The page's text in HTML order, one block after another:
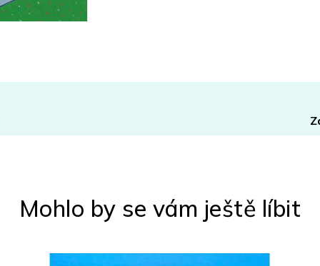
Mohlo by se vám ještě líbit